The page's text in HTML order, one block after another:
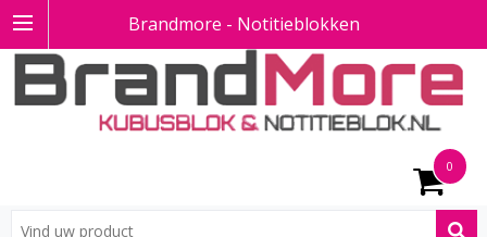
Brandmore - Notitieblokken
0